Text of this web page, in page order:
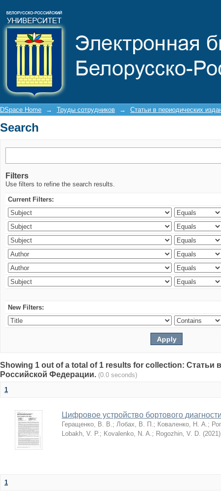
DSpace Home → Труды сотрудников → Статьи в периодических
Search
Filters
Use filters to refine the search results.
Current Filters:
New Filters:
Showing 1 out of a total of 1 results for collection: Статьи
Российской Федерации. (0.0 seconds)
1
Цифровое устройство бортового
Геращенко, В. В.; Лобах, В. П.; Коваленко, Н. А.;
Lobakh, V. P.; Kovalenko, N. A.; Rogozhin, V. D. (2021)
1